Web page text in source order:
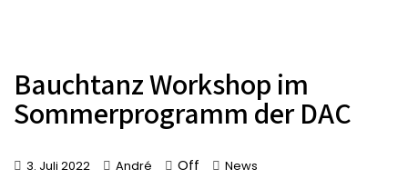
Bauchtanz Workshop im
Sommerprogramm der DAC
3. Juli 2022 André Off News